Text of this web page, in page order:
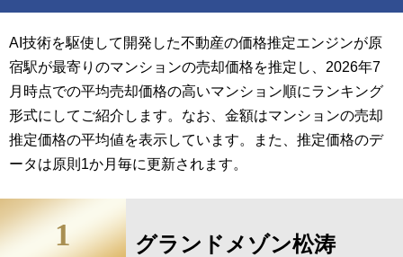
AI技術を駆使して開発した不動産の価格推定エンジンが原
宿駅が最寄りのマンションの売却価格を推定し、2026年7
月時点での平均売却価格の高いマンション順にランキング
形式にしてご紹介します。なお、金額はマンションの売却
推定価格の平均値を表示しています。また、推定価格のデ
ータは原則1か月毎に更新されます。
1 グランドメゾン松涛